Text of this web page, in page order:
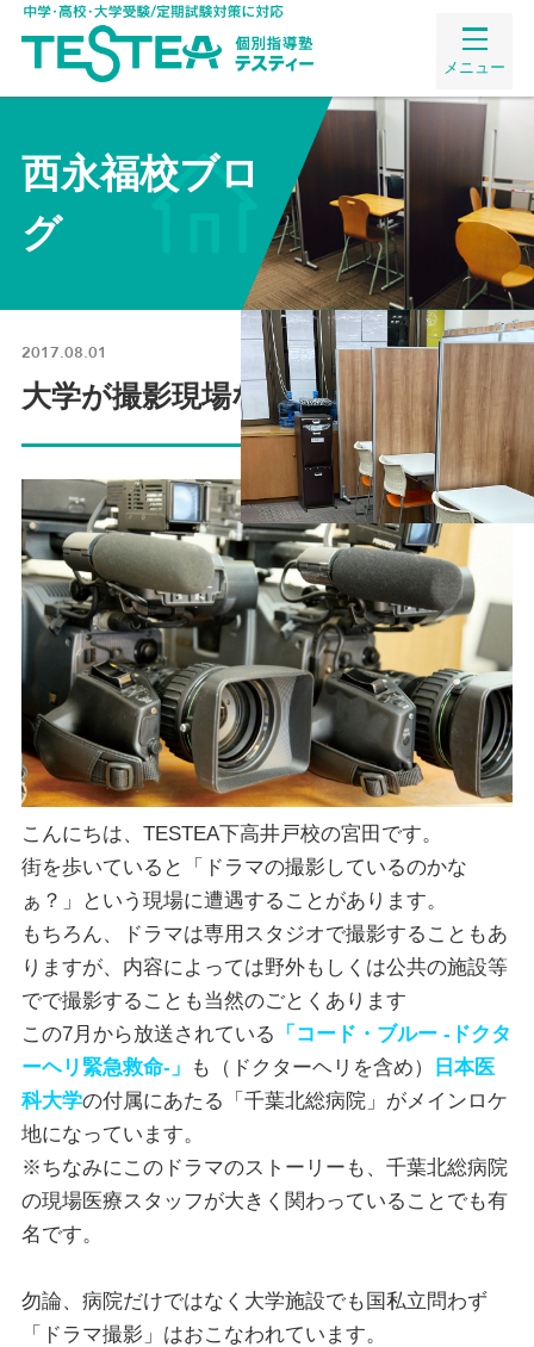
メニュー
西永福校ブロ
グ
2017.08.01
大学が撮影現場なんです
こんにちは、TESTEA下高井戸校の宮田です。
街を歩いていると「ドラマの撮影しているのかな
ぁ？」という現場に遭遇することがあります。
もちろん、ドラマは専用スタジオで撮影することもあ
りますが、内容によっては野外もしくは公共の施設等
でで撮影することも当然のごとくあります
この7月から放送されている
「コード・ブルー -ドクタ
ーヘリ緊急救命-」
も（ドクターヘリを含め）
日本医
科大学の付属にあたる「千葉北総病院」がメインロケ
地になっています。
※ちなみにこのドラマのストーリーも、千葉北総病院
の現場医療スタッフが大きく関わっていることでも有
名です。
勿論、病院だけではなく大学施設でも国私立問わず
「ドラマ撮影」はおこなわれています。